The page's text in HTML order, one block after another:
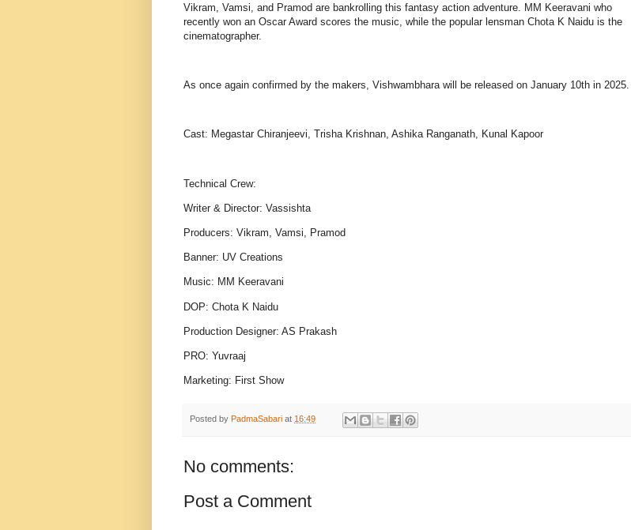
Vikram, Vamsi, and Pramod are bankrolling this fantasy action adventure. MM Keeravani who
recently won an Oscar Award scores the music, while the popular lensman Chota K Naidu is the
cinematographer.
As once again confirmed by the makers, Vishwambhara will be released on January 10th in 2025.
Cast: Megastar Chiranjeevi, Trisha Krishnan, Ashika Ranganath, Kunal Kapoor
Technical Crew:
Writer & Director: Vassishta
Producers: Vikram, Vamsi, Pramod
Banner: UV Creations
Music: MM Keeravani
DOP: Chota K Naidu
Production Designer: AS Prakash
PRO: Yuvraaj
Marketing: First Show
Posted by PadmaSabari at 16:49
No comments:
Post a Comment